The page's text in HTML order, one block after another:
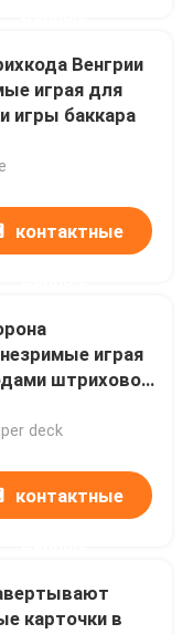
Венгрии
играя для
игры баккара
контактные
играя
штриховой
волшебного
выставки
deck
контактные
карточки в